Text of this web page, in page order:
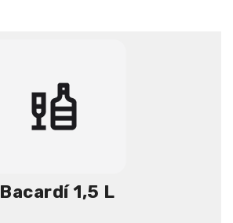
Bacardí 1,5 L